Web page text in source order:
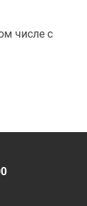
числе с